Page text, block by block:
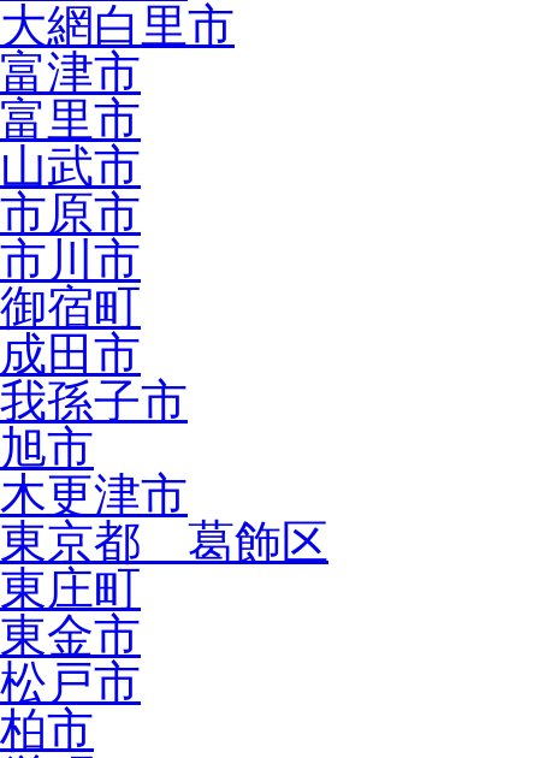
大網白里市
富津市
富里市
山武市
市原市
市川市
御宿町
成田市
我孫子市
旭市
木更津市
東京都 葛飾区
東庄町
東金市
松戸市
柏市